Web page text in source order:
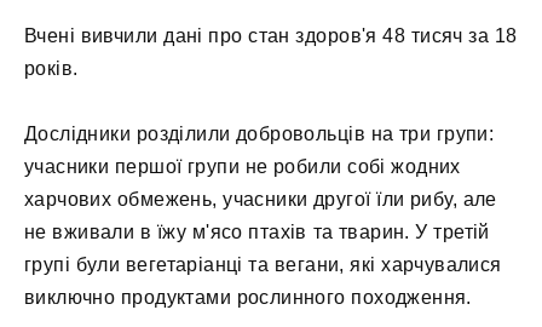
Вчені вивчили дані про стан здоров'я 48 тисяч за 18
років.
Дослідники розділили добровольців на три групи:
учасники першої групи не робили собі жодних
харчових обмежень, учасники другої їли рибу, але
не вживали в їжу м'ясо птахів та тварин. У третій
групі були вегетаріанці та вегани, які харчувалися
виключно продуктами рослинного походження.